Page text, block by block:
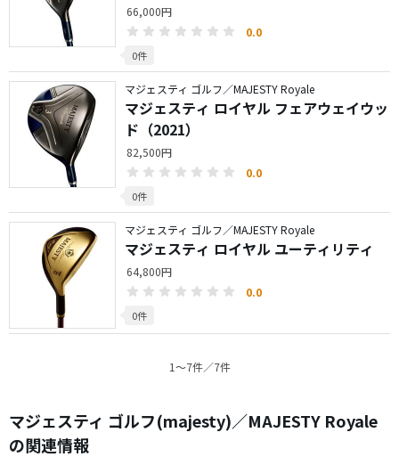
66,000円
0.0
0件
マジェスティ ゴルフ／MAJESTY Royale
マジェスティ ロイヤル フェアウェイウッ
ド（2021）
82,500円
0.0
0件
マジェスティ ゴルフ／MAJESTY Royale
マジェスティ ロイヤル ユーティリティ
64,800円
0.0
0件
1〜7件／7件
マジェスティ ゴルフ(majesty)／MAJESTY Royale
の関連情報